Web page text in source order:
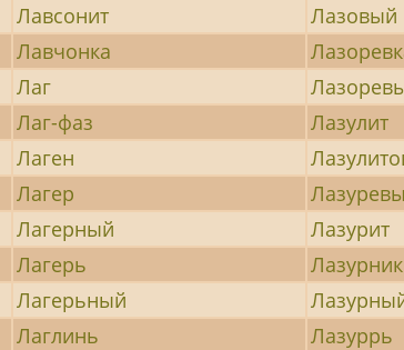
Лавсонит
Лазовый
Лавчонка
Лаг
Лаг-фаз
Лазулит
Лаген
Лагер
Лагерный
Лазурит
Лагерь
Лазурник
Лагерьный
Лаглинь
Лазуррь